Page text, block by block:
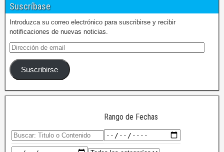
Suscríbase
Introduzca su correo electrónico para suscribirse y recibir
notificaciones de nuevas noticias.
Suscribirse
Rango de Fechas